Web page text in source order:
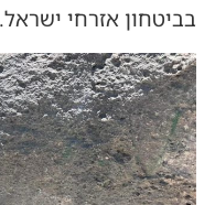
בביטחון אזרחי ישראל.